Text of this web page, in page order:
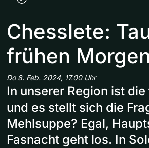
Chesslete:
frühen
Do 8. Feb. 2024, 17.00 Uhr
In unserer Region ist
und es stellt sich die
Mehlsuppe? Egal,
Fasnacht geht los. In